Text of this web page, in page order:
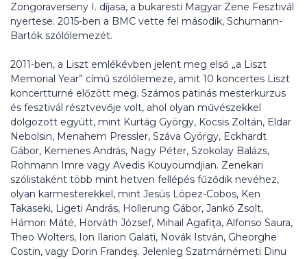
Zongoraverseny I. díjasa, a bukaresti Magyar Zene Fesztivál
nyertese. 2015-ben a BMC vette fel második, Schumann-
Bartók szólólemezét.
2011-ben, a Liszt emlékévben jelent meg első „a Liszt
Memorial Year” című szólólemeze, amit 10 koncertes Liszt
koncertturné előzött meg. Számos patinás mesterkurzus
és fesztivál résztvevője volt, ahol olyan művészekkel
dolgozott együtt, mint Kurtág György, Kocsis Zoltán, Eldar
Nebolsin, Menahem Pressler, Száva György, Eckhardt
Gábor, Kemenes András, Nagy Péter, Szokolay Balázs,
Rohmann Imre vagy Avedis Kouyoumdjian. Zenekari
szólistaként több mint hetven fellépés fűződik nevéhez,
olyan karmesterekkel, mint Jesús López-Cobos, Ken
Takaseki, Ligeti András, Hollerung Gábor, Jankó Zsolt,
Hámori Máté, Horváth József, Mihail Agafiţa, Alfonso Saura,
Theo Wolters, Ion Ilarion Galati, Novák István, Gheorghe
Costin, vagy Dorin Frandeş. Jelenleg Szatmárnémeti Dinu